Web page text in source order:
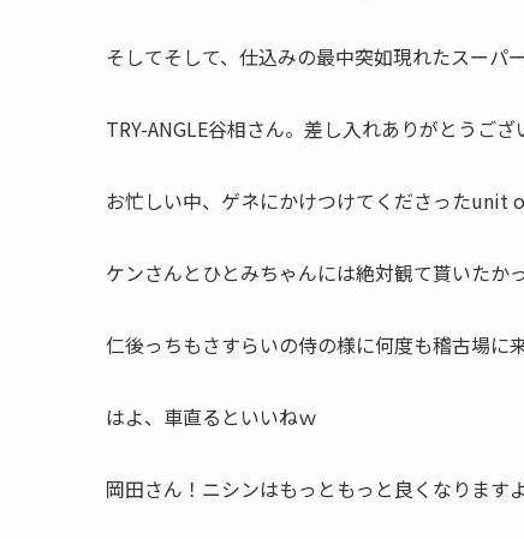
そしてそして、仕込みの最中突如現れたスーパー
TRY-ANGLE谷相さん。差し入れありがとうござ
お忙しい中、ゲネにかけつけてくださったunit
ケンさんとひとみちゃんには絶対観て貰いたか
仁後っちもさすらいの侍の様に何度も稽古場に
はよ、車直るといいねｗ
岡田さん！ニシンはもっともっと良くなります